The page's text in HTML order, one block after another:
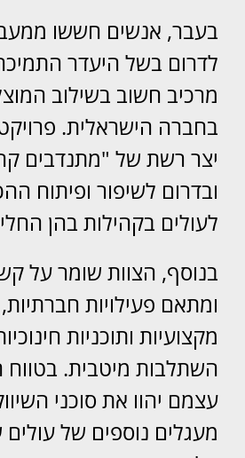
בעבר, אנשים חששו
לדרום בשל היעדר
מרכיב חשוב בשילוב
בחברה הישראלית. פרויקט
יצר רשת של "מתנדבים
ובדרום לשיפור ופיתוח
לעולים בקהילות בהן
בנוסף, הצוות שומר על
ומתאם פעילויות
מקצועיות ותוכניות
השתלבות מיטבית. בטווח
עצמם יהוו את סוכני
מעגלים נוספים של עולים